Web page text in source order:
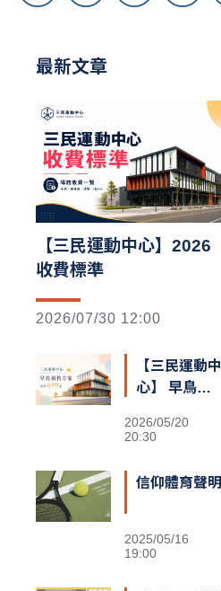
最新文章
【三民運動中心】2026
收費標準
2026/07/30 12:00
【三民運動中
心】 早鳥預
2026/05/20
20:30
信仰體育聲明
2025/05/16
19:00